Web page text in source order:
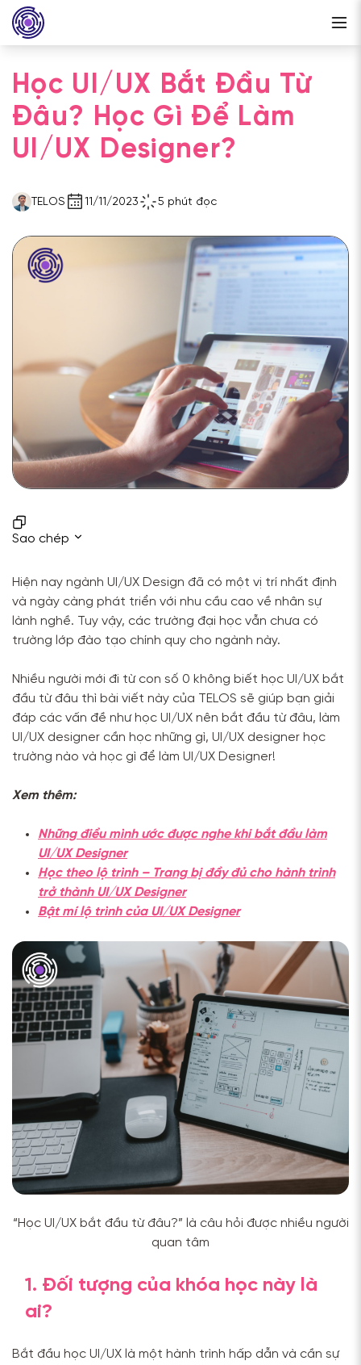
Học UI/UX Bắt Đầu Từ
Đâu? Học Gì Để Làm
UI/UX Designer?
TELOS 11/11/2023 5 phút đọc
Sao chép
Hiện nay ngành UI/UX Design đã có một vị trí nhất định
và ngày càng phát triển với nhu cầu cao về nhân sự
lành nghề. Tuy vậy, các trường đại học vẫn chưa có
trường lớp đào tạo chính quy cho ngành này.
Nhiều người mới đi từ con số 0 không biết học UI/UX bắt
đầu từ đâu thì bài viết này của TELOS sẽ giúp bạn giải
đáp các vấn đề như học UI/UX nên bắt đầu từ đâu, làm
UI/UX designer cần học những gì, UI/UX designer học
trường nào và học gì để làm UI/UX Designer!
Xem thêm:
Những điều mình ước được nghe khi bắt đầu làm
UI/UX Designer
Học theo lộ trình – Trang bị đầy đủ cho hành trình
trở thành UI/UX Designer
Bật mí lộ trình của UI/UX Designer
“Học UI/UX bắt đầu từ đâu?” là câu hỏi được nhiều người
quan tâm
1. Đối tượng của khóa học này là
ai?
Bắt đầu học UI/UX là một hành trình hấp dẫn và cần sự